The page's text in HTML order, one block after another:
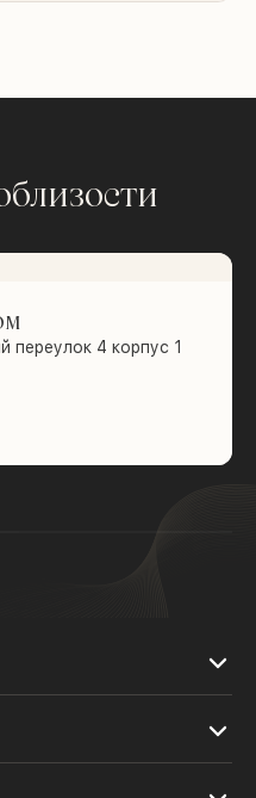
переулок 4 корпус 1